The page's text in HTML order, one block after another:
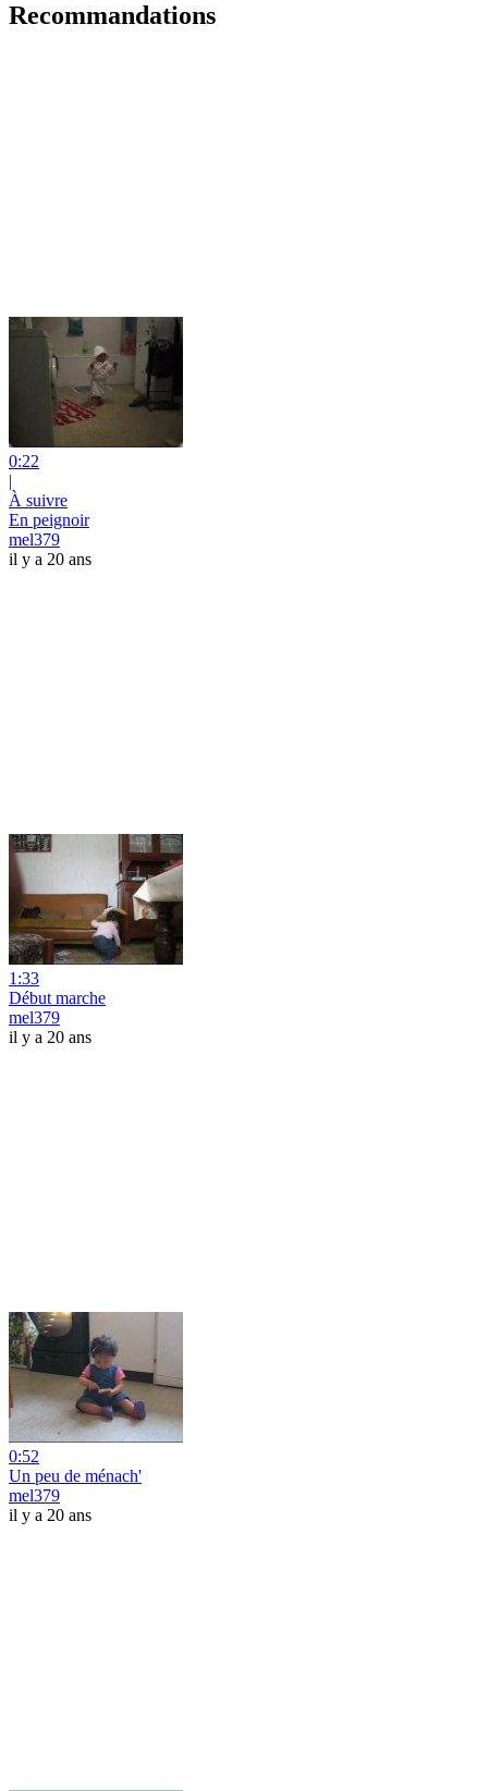
Recommandations
0:22
|
À suivre
En peignoir
mel379
il y a 20 ans
1:33
Début marche
mel379
il y a 20 ans
0:52
Un peu de ménach'
mel379
il y a 20 ans